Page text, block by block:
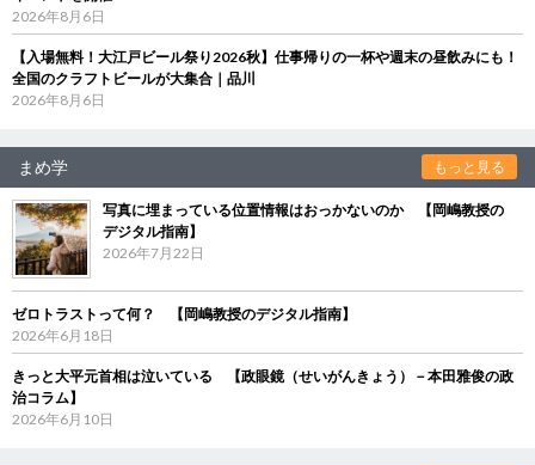
2026年8月6日
【入場無料！大江戸ビール祭り2026秋】仕事帰りの一杯や週末の昼飲みにも！
全国のクラフトビールが大集合｜品川
2026年8月6日
まめ学 もっと見る
写真に埋まっている位置情報はおっかないのか 【岡嶋教授の
デジタル指南】
2026年7月22日
ゼロトラストって何？ 【岡嶋教授のデジタル指南】
2026年6月18日
きっと大平元首相は泣いている 【政眼鏡（せいがんきょう）－本田雅俊の政
治コラム】
2026年6月10日